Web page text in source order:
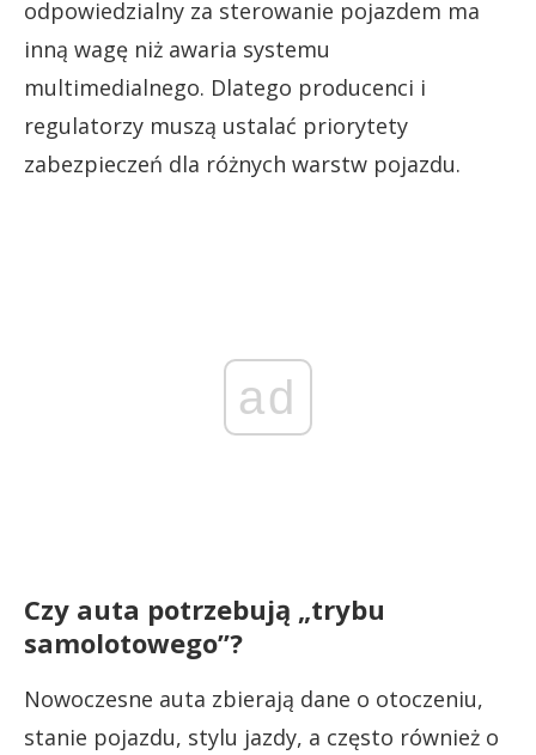
odpowiedzialny za sterowanie pojazdem ma
inną wagę niż awaria systemu
multimedialnego. Dlatego producenci i
regulatorzy muszą ustalać priorytety
zabezpieczeń dla różnych warstw pojazdu.
ad
Czy auta potrzebują „trybu
samolotowego”?
Nowoczesne auta zbierają dane o otoczeniu,
stanie pojazdu, stylu jazdy, a często również o